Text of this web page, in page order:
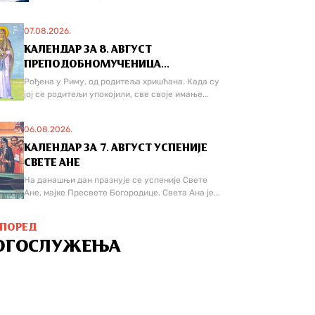
07.08.2026.
КАЛЕНДАР ЗА 8. АВГУСТ
ПРЕПОДОБНОМУЧЕНИЦА...
Рођена у Риму, од родитеља хришћана. Када су
јој се родитељи упокојили, све своје имање...
06.08.2026.
КАЛЕНДАР ЗА 7. АВГУСТ УСПЕНИЈЕ
СВЕТЕ АНЕ
На данашњи дан празнује се успеније Свете
Ане, мајке Пресвете Богородице. Света Ана је...